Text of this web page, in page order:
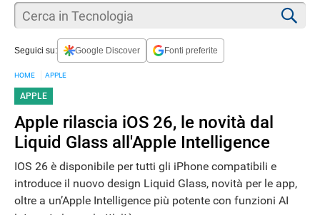
ACCOUNT
MAIL
Seguici su: Google Discover Fonti preferite
HOME APPLE
APPLE
Apple rilascia iOS 26, le novità dal
Liquid Glass all'Apple Intelligence
IOS 26 è disponibile per tutti gli iPhone compatibili e
introduce il nuovo design Liquid Glass, novità per le app,
oltre a un’Apple Intelligence più potente con funzioni AI